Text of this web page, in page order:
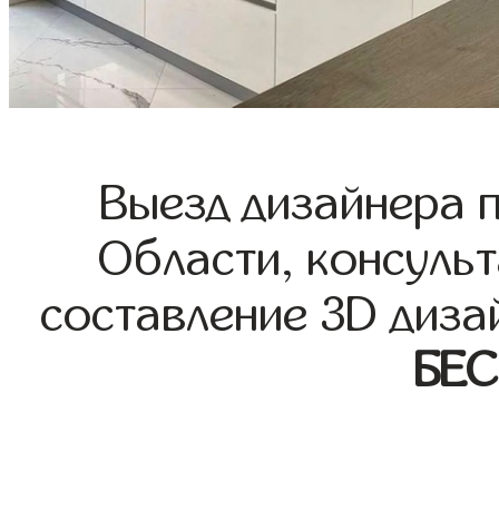
Выезд дизайнера
Области,
составление 3D